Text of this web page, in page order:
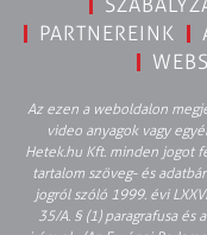
PARTNEREINK
Az ezen a weboldalon
video anyagok vagy
Hetek.hu Kft. minden jogot
tartalom szöveg- és
jogról szóló 1999. évi
35/A. § (1) paragrafusa és